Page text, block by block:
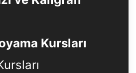
Kursları